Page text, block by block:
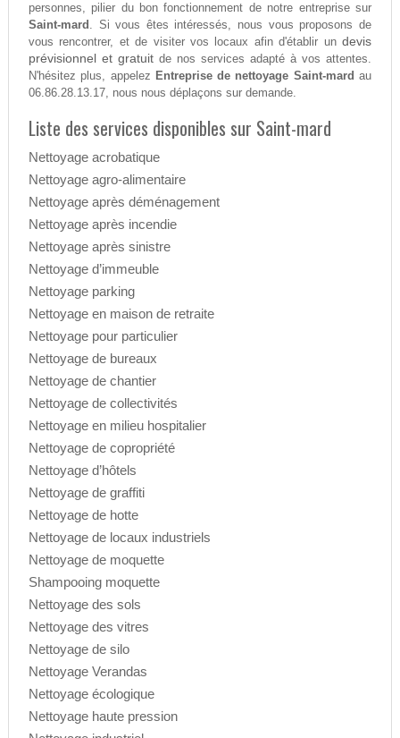
personnes, pilier du bon fonctionnement de notre entreprise sur
Saint-mard . Si vous êtes intéressés, nous vous proposons de
vous rencontrer, et de visiter vos locaux afin d'établir undevis
prévisionnel et gratuitde nos services adapté à vos attentes.
N'hésitez plus, appelez Entreprise de nettoyage Saint-mard au
06.86.28.13.17, nous nous déplaçons sur demande.
Liste des services disponibles sur Saint-mard
Nettoyage acrobatique
Nettoyage agro-alimentaire
Nettoyage après déménagement
Nettoyage après incendie
Nettoyage après sinistre
Nettoyage d’immeuble
Nettoyage parking
Nettoyage en maison de retraite
Nettoyage pour particulier
Nettoyage de bureaux
Nettoyage de chantier
Nettoyage de collectivités
Nettoyage en milieu hospitalier
Nettoyage de copropriété
Nettoyage d’hôtels
Nettoyage de graffiti
Nettoyage de hotte
Nettoyage de locaux industriels
Nettoyage de moquette
Shampooing moquette
Nettoyage des sols
Nettoyage des vitres
Nettoyage de silo
Nettoyage Verandas
Nettoyage écologique
Nettoyage haute pression